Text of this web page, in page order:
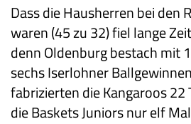
Dass die Hausherren bei den
waren (45 zu 32) fiel lange
denn Oldenburg bestach mit
sechs Iserlohner
fabrizierten die Kangaroos 22
die Baskets Juniors nur elf